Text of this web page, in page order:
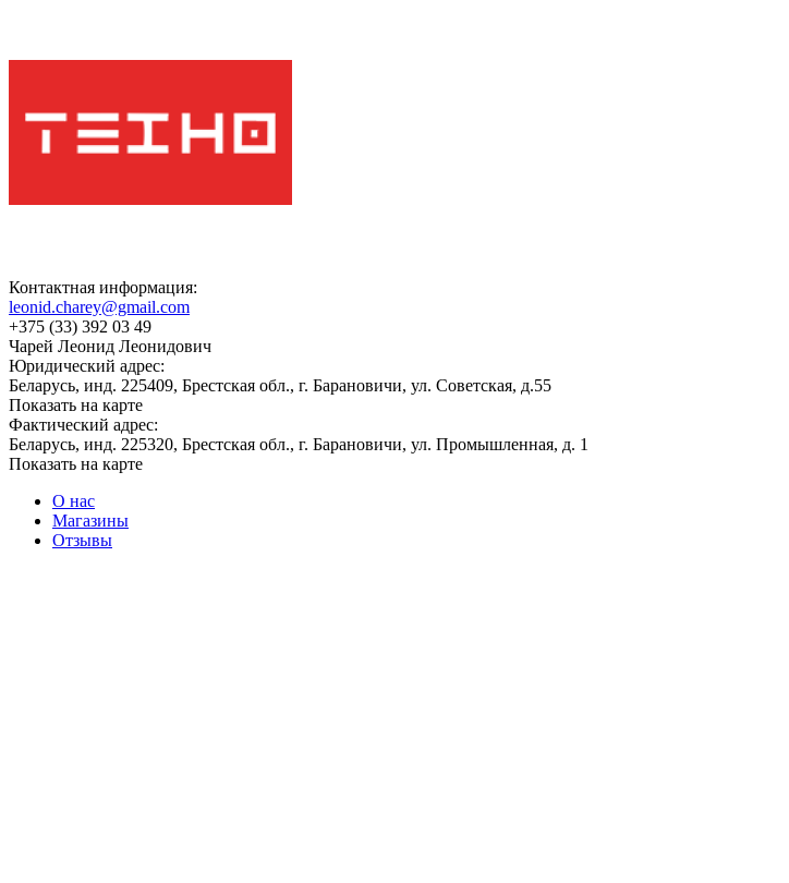
Контактная информация:
leonid.charey@gmail.com
+375 (33) 392 03 49
Чарей Леонид Леонидович
Юридический адрес:
Беларусь, инд. 225409, Брестская обл., г. Барановичи, ул. Советская, д.55
Показать на карте
Фактический адрес:
Беларусь, инд. 225320, Брестская обл., г. Барановичи, ул. Промышленная, д. 1
Показать на карте
О нас
Магазины
Отзывы